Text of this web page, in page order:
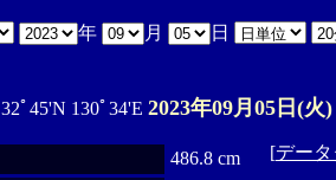
年 月 日
32ﾟ45'N 130ﾟ34'E 2023年09月05日(火)
486.8 cm
[デー